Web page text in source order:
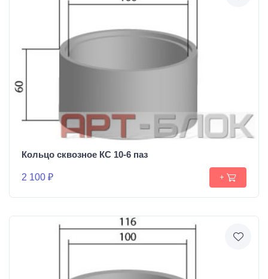
Кольцо сквозное КС 10-6 паз
2 100 ₽ +